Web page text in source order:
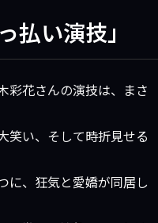
払い演技」
彩花さんの演技は、まさ
笑い、そして時折見せる
に、狂気と愛嬌が同居し